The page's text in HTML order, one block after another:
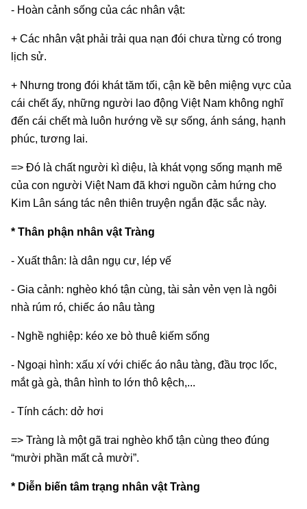
- Hoàn cảnh sống của các nhân vật:
+ Các nhân vật phải trải qua nạn đói chưa từng có trong
lịch sử.
+ Nhưng trong đói khát tăm tối, cận kề bên miệng vực của
cái chết ấy, những người lao động Việt Nam không nghĩ
đến cái chết mà luôn hướng về sự sống, ánh sáng, hạnh
phúc, tương lai.
=> Đó là chất người kì diệu, là khát vọng sống mạnh mẽ
của con người Việt Nam đã khơi nguồn cảm hứng cho
Kim Lân sáng tác nên thiên truyện ngắn đặc sắc này.
* Thân phận nhân vật Tràng
- Xuất thân: là dân ngụ cư, lép vế
- Gia cảnh: nghèo khó tận cùng, tài sản vẻn vẹn là ngôi
nhà rúm ró, chiếc áo nâu tàng
- Nghề nghiệp: kéo xe bò thuê kiếm sống
- Ngoại hình: xấu xí với chiếc áo nâu tàng, đầu trọc lốc,
mắt gà gà, thân hình to lớn thô kệch,...
- Tính cách: dở hơi
=> Tràng là một gã trai nghèo khổ tận cùng theo đúng
“mười phần mất cả mười”.
* Diễn biến tâm trạng nhân vật Tràng